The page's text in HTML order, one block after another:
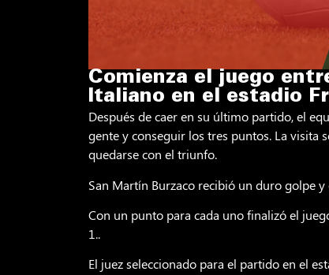
Comienza el juego
Italiano en el estadio
Después de caer en su último partido, el
gente y conseguir los tres puntos. La visita
quedarse con el triunfo.
San Martín Burzaco recibió un duro golpe
Con un punto para cada uno finalizó el
1..
El juez seleccionado para el partido en el